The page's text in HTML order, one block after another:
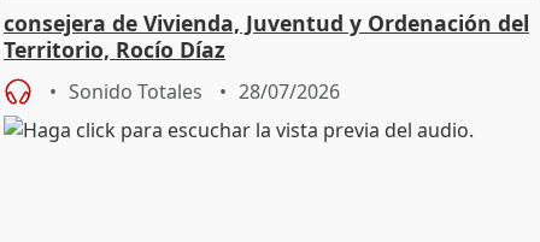
consejera de Vivienda, Juventud y Ordenación del
Territorio, Rocío Díaz
Sonido Totales 28/07/2026